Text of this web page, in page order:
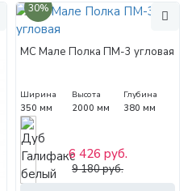
30%
МС Мале Полка ПМ-3 угловая
Ширина
350 мм
Высота
2000 мм
Глубина
380 мм
6 426 руб.
9 180 руб.